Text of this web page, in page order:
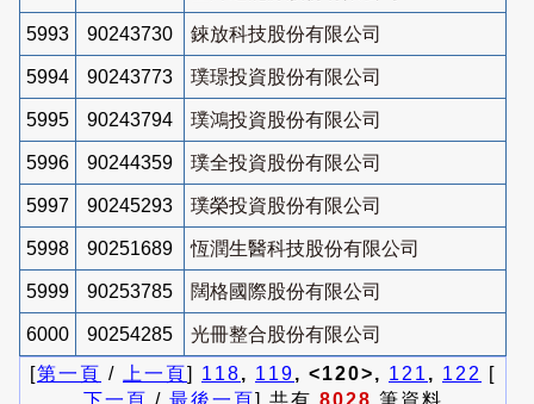
5993 90243730 錸放科技股份有限公司
5994 90243773 璞璟投資股份有限公司
5995 90243794 璞鴻投資股份有限公司
5996 90244359 璞全投資股份有限公司
5997 90245293 璞榮投資股份有限公司
5998 90251689 恆潤生醫科技股份有限公司
5999 90253785 闊格國際股份有限公司
6000 90254285
光冊整合股份有限公司
[第一頁 / 上一頁] 118, 119, <120>, 121 , 122
[
下一頁 / 最後一頁] 共有 8028 筆資料